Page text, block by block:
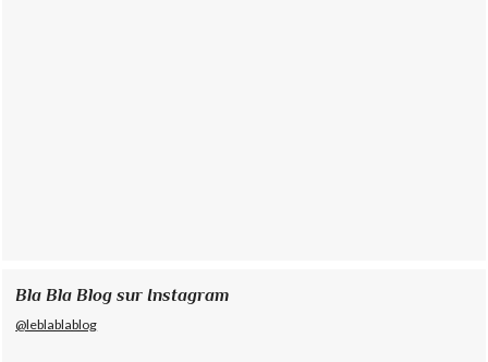
Bla Bla Blog sur Instagram
@leblablablog